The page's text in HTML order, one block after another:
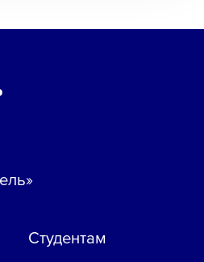
Студентам